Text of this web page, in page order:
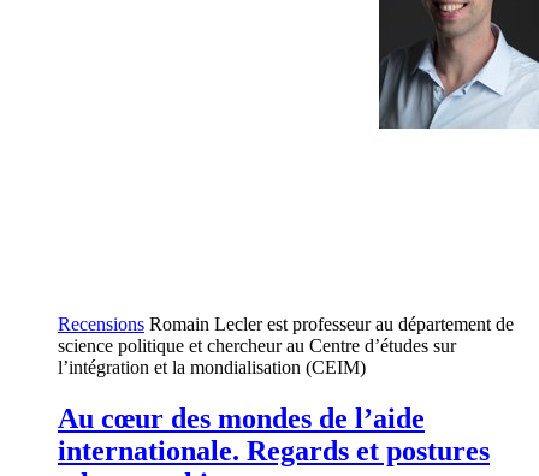
Recensions Romain Lecler est professeur au département de
science politique et chercheur au Centre d’études sur
l’intégration et la mondialisation (CEIM)
Au cœur des mondes de l’aide
internationale. Regards et postures